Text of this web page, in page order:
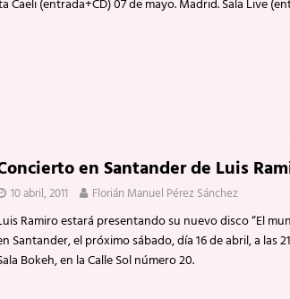
Caeli (entrada+CD) 07 de mayo. Madrid. Sala Live
en Santander de Luis
10 abril, 2011 Florián Manuel Pérez Sánchez
Ramiro estará presentando su nuevo disco “El
Santander, el próximo sábado, día 16 de abril, a las
Bokeh, en la Calle Sol número 20.